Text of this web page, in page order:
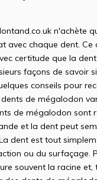
n'achète
avec chaque dent.
certitude que la
façons de savoir
conseils pour
de mégalodon
de mégalodon sont
et la dent peut
dent est tout
ou du surfaçage.
souvent la racine et,